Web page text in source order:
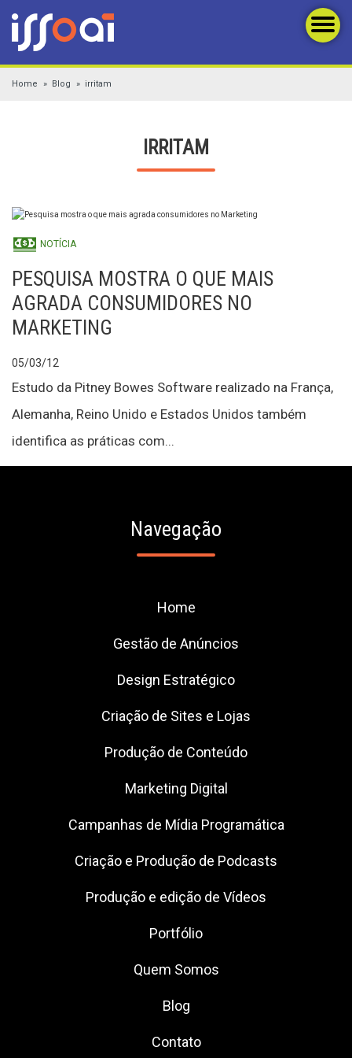
Home Blog irritam
IRRITAM
NOTÍCIA
PESQUISA MOSTRA O QUE MAIS
AGRADA CONSUMIDORES NO
MARKETING
05/03/12
Estudo da Pitney Bowes Software realizado na França,
Alemanha, Reino Unido e Estados Unidos também
identifica as práticas com...
Navegação
Home
Gestão de Anúncios
Design Estratégico
Criação de Sites e Lojas
Produção de Conteúdo
Marketing Digital
Campanhas de Mídia Programática
Criação e Produção de Podcasts
Produção e edição de Vídeos
Portfólio
Quem Somos
Blog
Contato